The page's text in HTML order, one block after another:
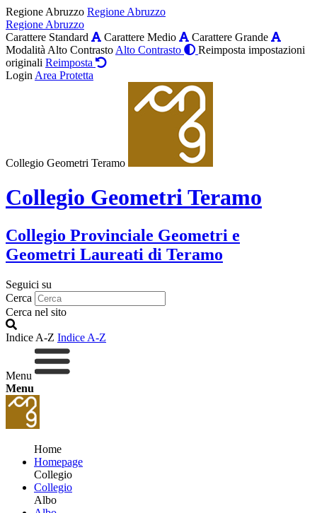
Regione Abruzzo Regione Abruzzo
Regione Abruzzo
Carattere Standard
Carattere Medio
Carattere Grande
Modalità Alto Contrasto Alto Contrasto
Reimposta impostazioni
originali Reimposta
Login Area Protetta
Collegio Geometri Teramo
Collegio Geometri Teramo
Collegio Provinciale Geometri e
Geometri Laureati di Teramo
Seguici su
Cerca
Cerca nel sito
Indice A-Z Indice A-Z
Menu
Menu
Home
Homepage
Collegio
Collegio
Albo